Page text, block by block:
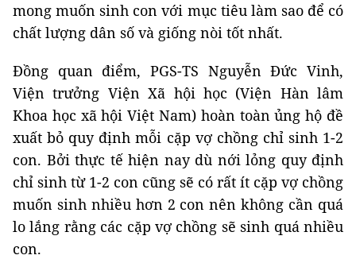
mong muốn sinh con với mục tiêu làm sao để có
chất lượng dân số và giống nòi tốt nhất.
Đồng quan điểm, PGS-TS Nguyễn Đức Vinh,
Viện trưởng Viện Xã hội học (Viện Hàn lâm
Khoa học xã hội Việt Nam) hoàn toàn ủng hộ đề
xuất bỏ quy định mỗi cặp vợ chồng chỉ sinh 1-2
con. Bởi thực tế hiện nay dù nới lỏng quy định
chỉ sinh từ 1-2 con cũng sẽ có rất ít cặp vợ chồng
muốn sinh nhiều hơn 2 con nên không cần quá
lo lắng rằng các cặp vợ chồng sẽ sinh quá nhiều
con.